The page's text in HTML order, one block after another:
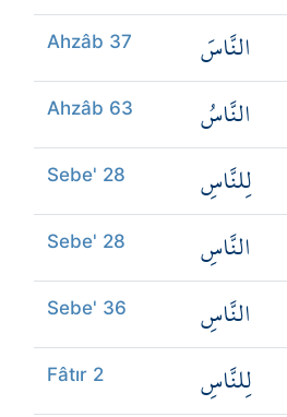
Ahzâb 37 النَّاسَ
Ahzâb 63 النَّاسُ
Sebe' 28 لِلنَّاسِ
Sebe' 28 النَّاسِ
Sebe' 36 النَّاسِ
Fâtır 2 لِلنَّاسِ